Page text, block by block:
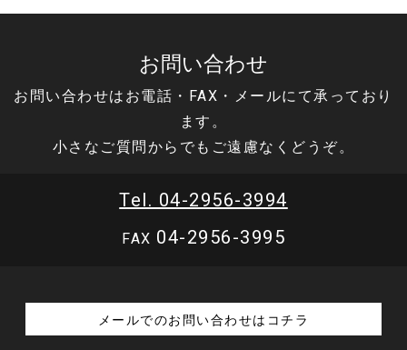
お問い合わせ
お問い合わせはお電話・FAX・メールにて承っており
ます。
小さなご質問からでもご遠慮なくどうぞ。
Tel. 04-2956-3994
FAX 04-2956-3995
メールでのお問い合わせはコチラ